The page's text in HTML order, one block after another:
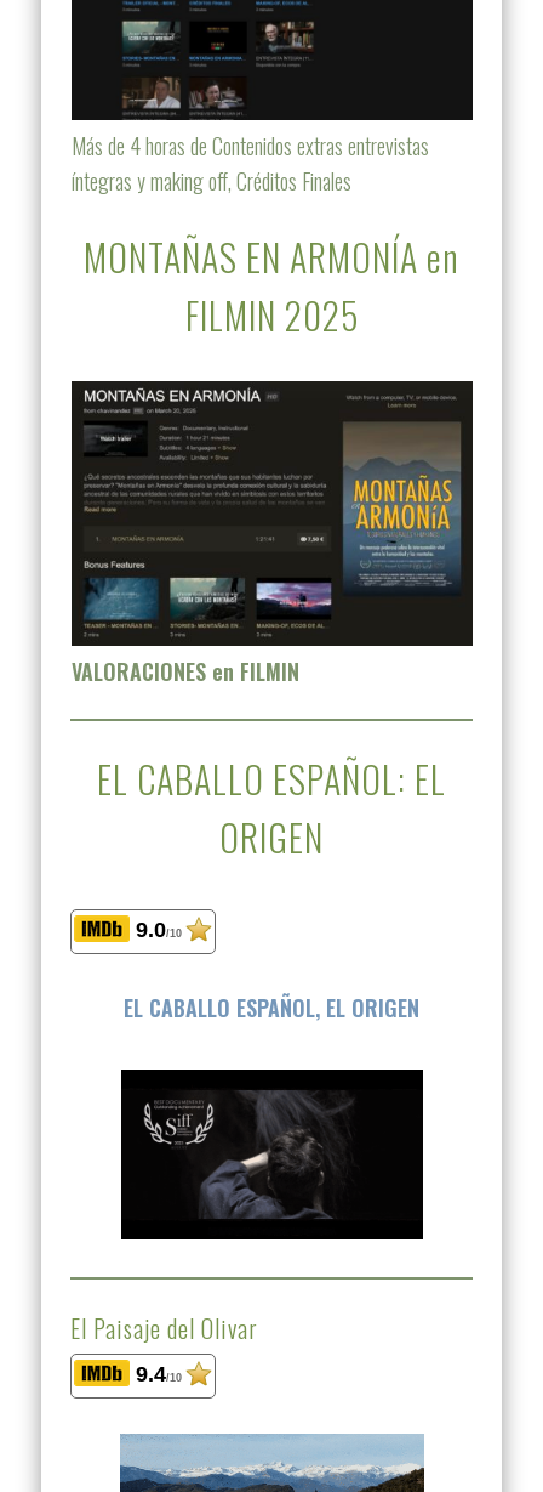
Más de 4 horas de Contenidos extras entrevistas
íntegras y making off, Créditos Finales
MONTAÑAS EN ARMONÍA en
FILMIN 2025
VALORACIONES en FILMIN
EL CABALLO ESPAÑOL: EL
ORIGEN
9.0/10
EL CABALLO ESPAÑOL, EL ORIGEN
El Paisaje del Olivar
9.4/10